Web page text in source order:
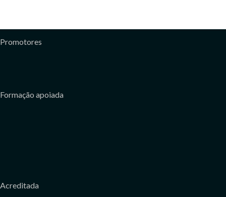
Promotores
Formação apoiada
Acreditada